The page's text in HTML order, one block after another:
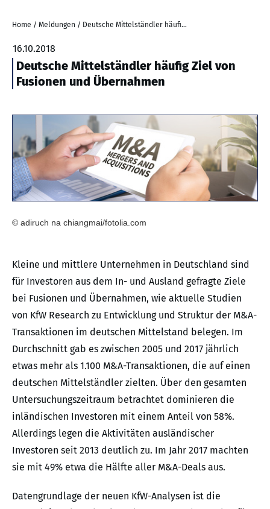
Home / Meldungen / Deutsche Mittelständler häufig Ziel von Fusionen und Übernahmen
16.10.2018
Deutsche Mittelständler häufig Ziel von
Fusionen und Übernahmen
© adiruch na chiangmai/fotolia.com
Kleine und mittlere Unternehmen in Deutschland sind
für Investoren aus dem In- und Ausland gefragte Ziele
bei Fusionen und Übernahmen, wie aktuelle Studien
von KfW Research zu Entwicklung und Struktur der M&A-
Transaktionen im deutschen Mittelstand belegen. Im
Durchschnitt gab es zwischen 2005 und 2017 jährlich
etwas mehr als 1.100 M&A-Transaktionen, die auf einen
deutschen Mittelständler zielten. Über den gesamten
Untersuchungszeitraum betrachtet dominieren die
inländischen Investoren mit einem Anteil von 58%.
Allerdings legen die Aktivitäten ausländischer
Investoren seit 2013 deutlich zu. Im Jahr 2017 machten
sie mit 49% etwa die Hälfte aller M&A-Deals aus.
Datengrundlage der neuen KfW-Analysen ist die